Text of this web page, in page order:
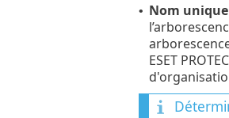
• Nom unique
ESET